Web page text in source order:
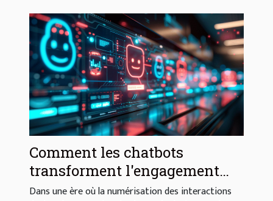
Comment les chatbots
transforment l'engagement
client et la gestion des services
Dans une ère où la numérisation des interactions